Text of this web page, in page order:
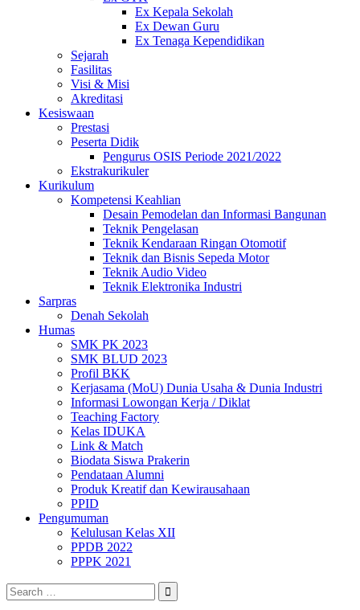
Ex Kepala Sekolah
Ex Dewan Guru
Ex Tenaga Kependidikan
Sejarah
Fasilitas
Visi & Misi
Akreditasi
Kesiswaan
Prestasi
Peserta Didik
Pengurus OSIS Periode 2021/2022
Ekstrakurikuler
Kurikulum
Kompetensi Keahlian
Desain Pemodelan dan Informasi Bangunan
Teknik Pengelasan
Teknik Kendaraan Ringan Otomotif
Teknik dan Bisnis Sepeda Motor
Teknik Audio Video
Teknik Elektronika Industri
Sarpras
Denah Sekolah
Humas
SMK PK 2023
SMK BLUD 2023
Profil BKK
Kerjasama (MoU) Dunia Usaha & Dunia Industri
Informasi Lowongan Kerja / Diklat
Teaching Factory
Kelas IDUKA
Link & Match
Biodata Siswa Prakerin
Pendataan Alumni
Produk Kreatif dan Kewirausahaan
PPID
Pengumuman
Kelulusan Kelas XII
PPDB 2022
PPPK 2021
Search
for: